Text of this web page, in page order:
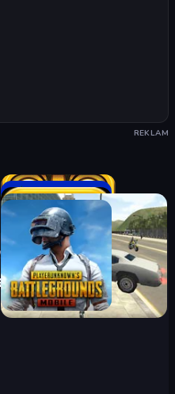
REKLAM
Araba Park Etme
Park Etme